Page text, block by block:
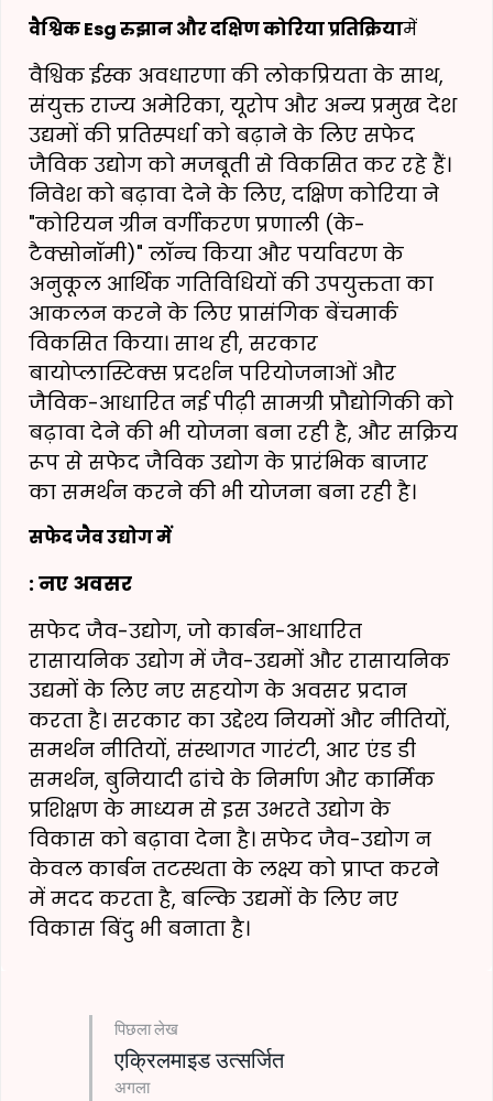
वैश्विक Esg रुझान और दक्षिण कोरिया प्रतिक्रियामें
वैश्विक ईस्क अवधारणा की लोकप्रियता के साथ,
संयुक्त राज्य अमेरिका, यूरोप और अन्य प्रमुख देश
उद्यमों की प्रतिस्पर्धा को बढ़ाने के लिए सफेद
जैविक उद्योग को मजबूती से विकसित कर रहे हैं।
निवेश को बढ़ावा देने के लिए, दक्षिण कोरिया ने
"कोरियन ग्रीन वर्गीकरण प्रणाली (के-
टैक्सोनॉमी)" लॉन्च किया और पर्यावरण के
अनुकूल आर्थिक गतिविधियों की उपयुक्तता का
आकलन करने के लिए प्रासंगिक बेंचमार्क
विकसित किया। साथ ही, सरकार
बायोप्लास्टिक्स प्रदर्शन परियोजनाओं और
जैविक-आधारित नई पीढ़ी सामग्री प्रौद्योगिकी को
बढ़ावा देने की भी योजना बना रही है, और सक्रिय
रूप से सफेद जैविक उद्योग के प्रारंभिक बाजार
का समर्थन करने की भी योजना बना रही है।
सफेद जैव उद्योग में
: नए अवसर
सफेद जैव-उद्योग, जो कार्बन-आधारित
रासायनिक उद्योग में जैव-उद्यमों और रासायनिक
उद्यमों के लिए नए सहयोग के अवसर प्रदान
करता है। सरकार का उद्देश्य नियमों और नीतियों,
समर्थन नीतियों, संस्थागत गारंटी, आर एंड डी
समर्थन, बुनियादी ढांचे के निर्माण और कार्मिक
प्रशिक्षण के माध्यम से इस उभरते उद्योग के
विकास को बढ़ावा देना है। सफेद जैव-उद्योग न
केवल कार्बन तटस्थता के लक्ष्य को प्राप्त करने
में मदद करता है, बल्कि उद्यमों के लिए नए
विकास बिंदु भी बनाता है।
पिछला लेख
एक्रिलमाइड उत्सर्जित
अगला